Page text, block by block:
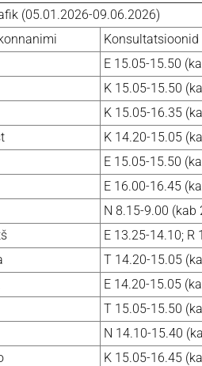
(05.01.2026-09.06.2026)
Konsultatsioonid
E 15.05-15.50
K 15.05-15.50
K 15.05-16.35
K 14.20-15.05
E 15.05-15.50
E 16.00-16.45
N 8.15-9.00 (kab
E 13.25-14.10; R
T 14.20-15.05
E 14.20-15.05
T 15.05-15.50
N 14.10-15.40
K 15.05-16.45